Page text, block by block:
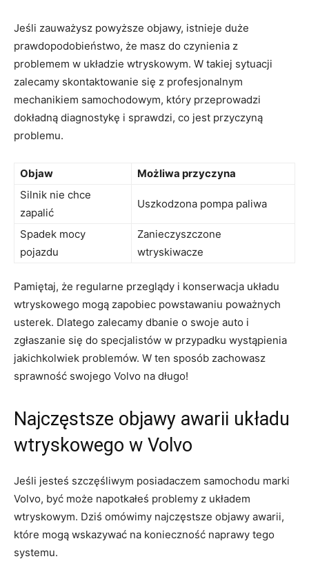
Jeśli zauważysz ⁤powyższe objawy, istnieje duże
prawdopodobieństwo, że masz do czynienia z
problemem w⁤ układzie wtryskowym. W takiej sytuacji
zalecamy skontaktowanie się z profesjonalnym
mechanikiem samochodowym, który przeprowadzi
dokładną diagnostykę i sprawdzi, ⁤co jest przyczyną
problemu.
Objaw
Możliwa przyczyna
Silnik nie chce
zapalić
Uszkodzona‍ pompa paliwa
Spadek mocy
pojazdu
Zanieczyszczone
wtryskiwacze
Pamiętaj, że regularne przeglądy i konserwacja układu
wtryskowego mogą zapobiec powstawaniu​ poważnych
usterek. Dlatego zalecamy dbanie ⁢o swoje auto i
zgłaszanie się do specjalistów w przypadku wystąpienia
jakichkolwiek problemów. W ten sposób​ zachowasz
sprawność swojego Volvo​ na długo!
Najczęstsze objawy awarii układu
wtryskowego w Volvo
Jeśli jesteś szczęśliwym posiadaczem samochodu marki
Volvo,⁤ być może ​napotkałeś problemy ⁣z układem
wtryskowym. ‍Dziś omówimy ⁣najczęstsze objawy awarii,
które mogą wskazywać na konieczność naprawy⁢ tego
systemu.